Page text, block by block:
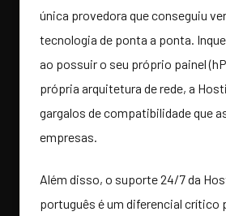
única provedora que conseguiu
tecnologia de ponta a ponta.
ao possuir o seu próprio painel
própria arquitetura de rede, a
gargalos de compatibilidade que
empresas.
Além disso, o suporte 24/7 da
português é um diferencial crítico